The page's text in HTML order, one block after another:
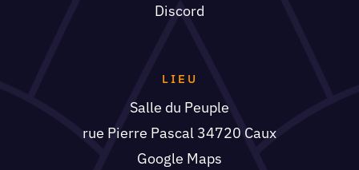
Discord
LIEU
Salle du Peuple
rue Pierre Pascal 34720 Caux
Google Maps